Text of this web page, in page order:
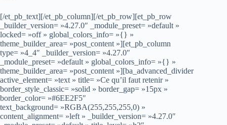
[/et_pb_text][/et_pb_column][/et_pb_row][et_pb_row
_builder_version= »4.27.0″ _module_preset= »default »
locked= »off » global_colors_info= »{} »
theme_builder_area= »post_content »][et_pb_column
type= »4_4″ _builder_version= »4.27.0″
_module_preset= »default » global_colors_info= »{} »
theme_builder_area= »post_content »][ba_advanced_divider
active_element= »text » title= »Ce qu’il faut retenir »
border_style_classic= »solid » border_gap= »15px »
border_color= »#6EE2F5″
text_background= »RGBA(255,255,255,0) »
content_alignment= »left » _builder_version= »4.27.0″